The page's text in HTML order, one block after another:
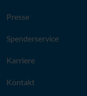
Presse
Spenderservice
Karriere
Kontakt